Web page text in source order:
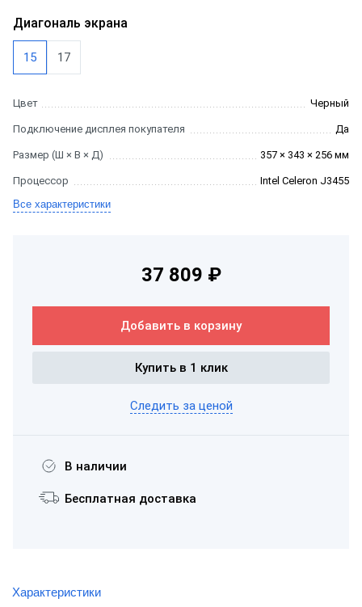
Диагональ экрана
15 17
Цвет Черный
Подключение дисплея покупателя Да
Размер (Ш × В × Д) 357 × 343 × 256 мм
Процессор
Intel Celeron J3455
Все характеристики
37 809 ₽
Добавить в корзину
Купить в 1 клик
Следить за ценой
В наличии
Бесплатная доставка
Характеристики